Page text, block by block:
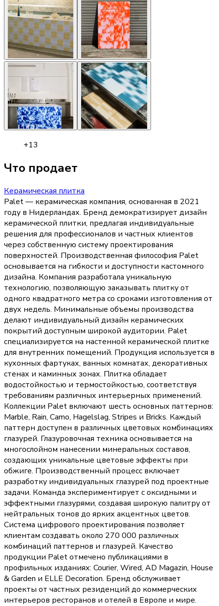
+13
Что продает
Керамическая плитка
Palet — керамическая компания, основанная в 2021
году в Нидерландах. Бренд демократизирует дизайн
керамической плитки, предлагая индивидуальные
решения для профессионалов и частных клиентов
через собственную систему проектирования
поверхностей. Производственная философия Palet
основывается на гибкости и доступности кастомного
дизайна. Компания разработала уникальную
технологию, позволяющую заказывать плитку от
одного квадратного метра со сроками изготовления от
двух недель. Минимальные объемы производства
делают индивидуальный дизайн керамических
покрытий доступным широкой аудитории. Palet
специализируется на настенной керамической плитке
для внутренних помещений. Продукция используется в
кухонных фартуках, ванных комнатах, декоративных
стенах и каминных зонах. Плитка обладает
водостойкостью и термостойкостью, соответствуя
требованиям различных интерьерных применений.
Коллекции Palet включают шесть основных паттернов:
Marble, Rain, Camo, Hagelslag, Stripes и Bricks. Каждый
паттерн доступен в различных цветовых комбинациях
глазурей. Глазуровочная техника основывается на
многослойном нанесении минеральных составов,
создающих уникальные цветовые эффекты при
обжиге. Производственный процесс включает
разработку индивидуальных глазурей под проектные
задачи. Команда экспериментирует с оксидными и
эффектными глазурями, создавая широкую палитру от
нейтральных тонов до ярких акцентных цветов.
Система цифрового проектирования позволяет
клиентам создавать около 270 000 различных
комбинаций паттернов и глазурей. Качество
продукции Palet отмечено публикациями в
профильных изданиях: Courier, Wired, AD Magazin, House
& Garden и ELLE Decoration. Бренд обслуживает
проекты от частных резиденций до коммерческих
интерьеров ресторанов и отелей в Европе и мире.